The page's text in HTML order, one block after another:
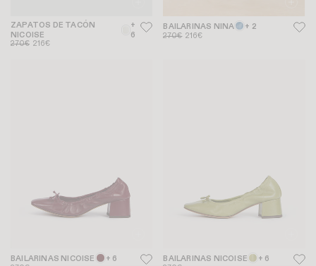
ZAPATOS DE TACÓN
NICOISE
+
6
270€ 216€
BAILARINAS NINA + 2
270€ 216€
BAILARINAS NICOISE + 6 BAILARINAS NICOISE + 6